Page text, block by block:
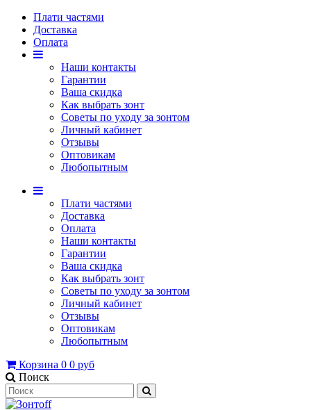
Плати частями
Доставка
Оплата
Наши контакты
Гарантии
Ваша скидка
Как выбрать зонт
Советы по уходу за зонтом
Личный кабинет
Отзывы
Оптовикам
Любопытным
Плати частями
Доставка
Оплата
Наши контакты
Гарантии
Ваша скидка
Как выбрать зонт
Советы по уходу за зонтом
Личный кабинет
Отзывы
Оптовикам
Любопытным
Корзина 0 0 руб
Поиск